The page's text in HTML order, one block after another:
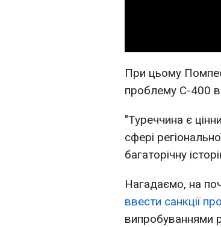
При цьому
проблему С-400 в
"Туреччина є
сфері
багаторічну
Нагадаємо, на
ввести санкції
випробуваннями